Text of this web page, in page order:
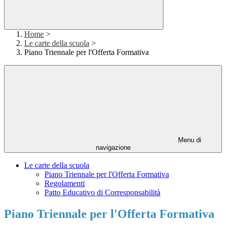
Home >
Le carte della scuola >
Piano Triennale per l'Offerta Formativa
Menu di
navigazione
Le carte della scuola
Piano Triennale per l'Offerta Formativa
Regolamenti
Patto Educativo di Corresponsabilità
Piano Triennale per l'Offerta Formativa